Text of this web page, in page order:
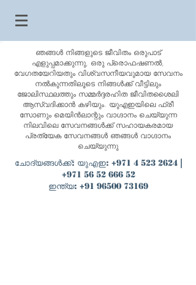
ഞങ്ങൾ നിങ്ങളുടെ ജീവിതം ഒരുപാട്
എളുപ്പമാക്കുന്നു, ഒരു പ്രൊഫഷണൽ,
വേഗതയേറിയതും വിശ്വസനീയവുമായ സേവനം
നൽകുന്നതിലൂടെ നിങ്ങൾക്ക് വീട്ടിലും
ജോലിസ്ഥലത്തും സമ്മർദ്ദരഹിത ജീവിതശൈലി
ആസ്വദിക്കാൻ കഴിയും. യു‌എഇയിലെ ഫ്രീ
സോണും മെയിൻ‌ലാന്റും വാഗ്ദാനം ചെയ്യുന്ന
നിലവിലെ സേവനങ്ങൾക്ക് സഹായകരമായ
പ്രത്യേക സേവനങ്ങൾ ഞങ്ങൾ വാഗ്ദാനം
ചെയ്യുന്നു
ചോദ്യങ്ങൾക്ക്: യുഎഇ: +971 4 523 2624|
+971 56 52 666 52
ഇന്ത്യ: +91 96500 73169